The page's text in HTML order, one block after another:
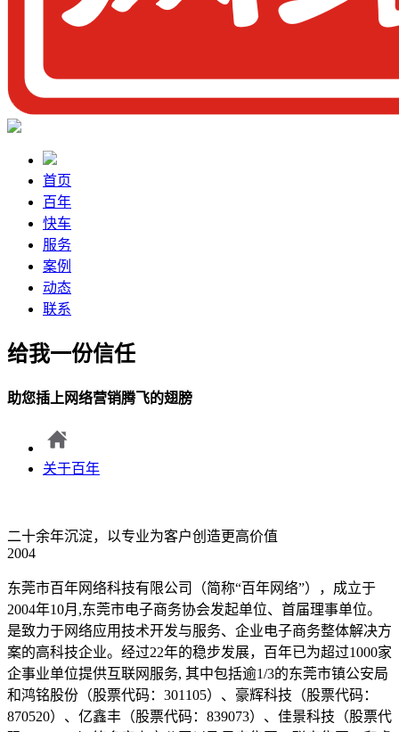
首页
百年
快车
服务
案例
动态
联系
给我一份信任
助您插上网络营销腾飞的翅膀
关于百年
二十余年沉淀，以专业为客户创造更高价值
2004
东莞市百年网络科技有限公司（简称“百年网络”），成立于
2004年10月,东莞市电子商务协会发起单位、首届理事单位。
是致力于网络应用技术开发与服务、企业电子商务整体解决方
案的高科技企业。经过22年的稳步发展，百年已为超过1000家
企事业单位提供互联网服务, 其中包括逾1/3的东莞市镇公安局
和鸿铭股份（股票代码：301105‌）、豪辉科技（股票代码：
870520）、亿鑫丰（股票代码：839073）、佳景科技（股票代